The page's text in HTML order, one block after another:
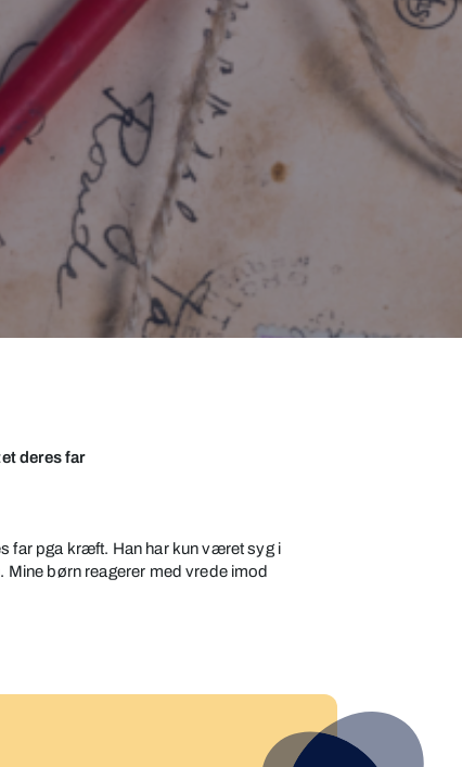
deres far
far pga kræft. Han har kun været syg i
Mine børn reagerer med vrede imod